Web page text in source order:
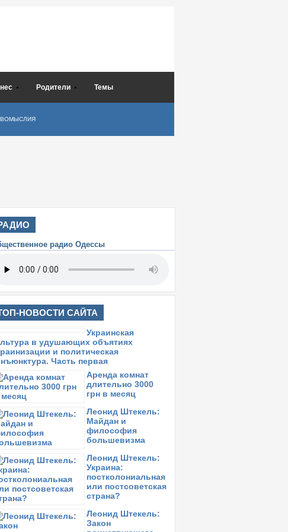
Родители Темы
радио Одессы
НОВОСТИ САЙТА
Украинская
культура в
удушающих
объятиях
украинизации и
политическая
конъюнктура.
Часть первая
Аренда комнат
длительно 3000
грн в месяц
Леонид Штекель:
Майдан и
философия
большевизма
Леонид Штекель:
Украина:
постколониальная
или постсоветская